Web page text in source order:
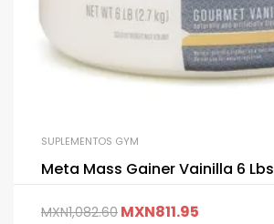
SUPLEMENTOS GYM
Meta Mass Gainer Vainilla 6 Lbs
MXN1,082.60 MXN811.95